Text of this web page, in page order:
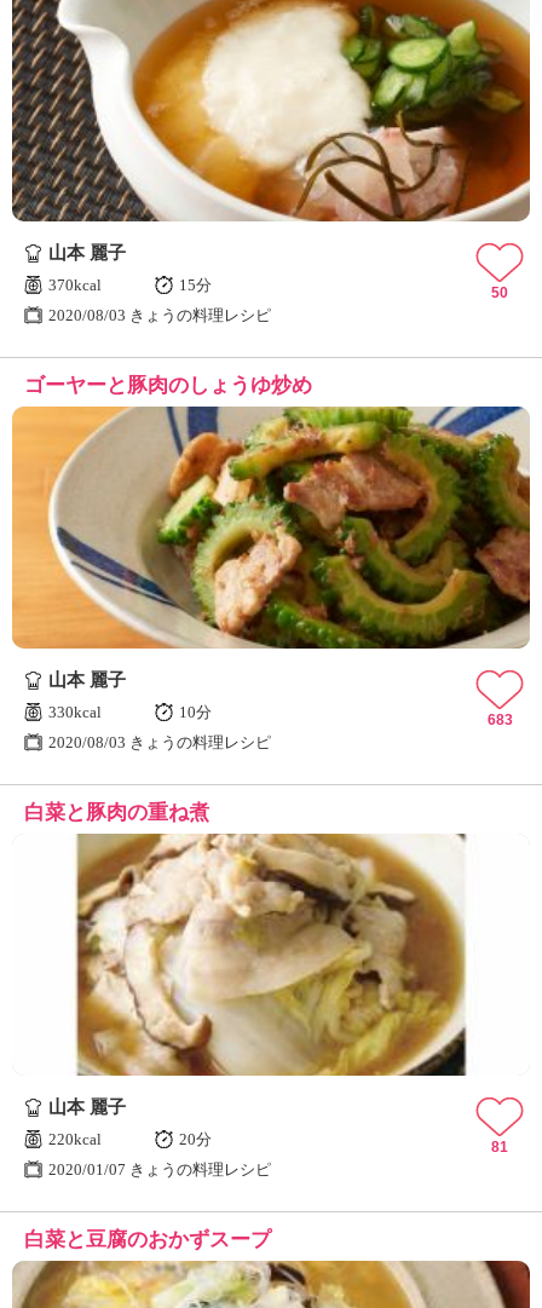
山本 麗子
370kcal
15分
2020/08/03 きょうの料理レシピ
50
ゴーヤーと豚肉のしょうゆ炒め
山本 麗子
330kcal
10分
2020/08/03 きょうの料理レシピ
683
白菜と豚肉の重ね煮
山本 麗子
220kcal
20分
2020/01/07 きょうの料理レシピ
81
白菜と豆腐のおかずスープ